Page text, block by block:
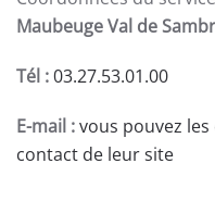
Maubeuge Val de
Tél :03.27.53.01.00
E-mail :vous pouvez
contact de leur site